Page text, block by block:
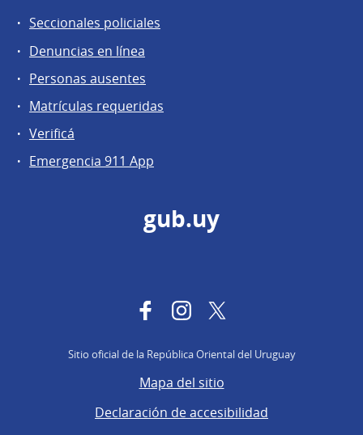
Seccionales policiales
Denuncias en línea
Personas ausentes
Matrículas requeridas
Verificá
Emergencia 911 App
gub.uy
FacebookInstagram
Sitio oficial de la República Oriental del Uruguay
Mapa del sitio
Declaración de accesibilidad